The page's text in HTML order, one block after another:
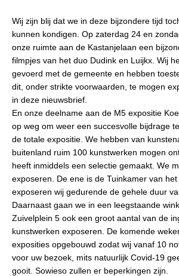
Wij zijn blij dat we in deze bijzondere tijd
kunnen kondigen. Op zaterdag 24 en
onze ruimte aan de Kastanjelaan een
filmpjes van het duo Dudink en Luijkx. Wij
gevoerd met de gemeente en hebben
dit, onder strikte voorwaarden, te mogen
in deze nieuwsbrief.
En onze deelname aan de M5 expositie
op weg om weer een succesvolle bijdrage
de totale expositie. We hebben van
buitenland ruim 100 kunstwerken mogen
heeft inmiddels een selectie gemaakt. We
exposeren. De ene is de Tuinkamer van
exposeren wij gedurende de gehele duur
Daarnaast gaan we in een leegstaande
Zuivelplein 5 ook een groot aantal van de
kunstwerken exposeren. De komende
exposities opgebouwd zodat wij vanaf 10
voor uw bezoek, mits natuurlijk Covid-19
gooit. Sowieso zullen er beperkingen zijn.